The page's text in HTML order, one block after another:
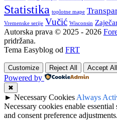
Statistika toplotne mape
Vremenske serije Vučić Wisconsin
Autorska prava © 2025 - 2026
pridržana.
Tema Easyblog od FRT
Customize Reject All Accept All
Powered by
✖
► Necessary Cookies Always
Necessary cookies enable
and consent preference